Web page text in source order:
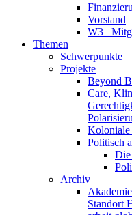
Vorstand
W3_
Themen
Schwerpunkte
Projekte
Beyond
Care,
Koloniale
Politisch
Die
Archiv
Standort